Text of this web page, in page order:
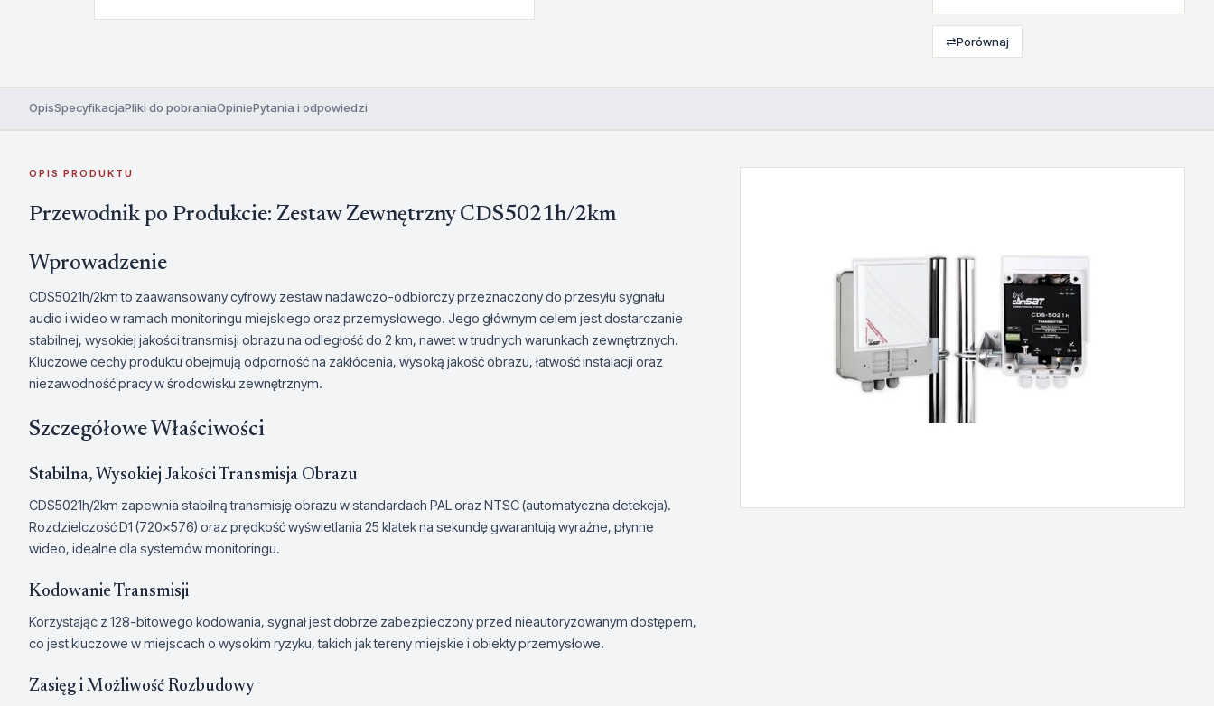
⇄Porównaj
OpisSpecyfikacjaPliki do pobraniaOpiniePytania i odpowiedzi
OPIS PRODUKTU
Przewodnik po Produkcie: Zestaw Zewnętrzny CDS5021h/2km
Wprowadzenie
CDS5021h/2km to zaawansowany cyfrowy zestaw nadawczo-odbiorczy przeznaczony do przesyłu sygnału
audio i wideo w ramach monitoringu miejskiego oraz przemysłowego. Jego głównym celem jest dostarczanie
stabilnej, wysokiej jakości transmisji obrazu na odległość do 2 km, nawet w trudnych warunkach zewnętrznych.
Kluczowe cechy produktu obejmują odporność na zakłócenia, wysoką jakość obrazu, łatwość instalacji oraz
niezawodność pracy w środowisku zewnętrznym.
Szczegółowe Właściwości
Stabilna, Wysokiej Jakości Transmisja Obrazu
CDS5021h/2km zapewnia stabilną transmisję obrazu w standardach PAL oraz NTSC (automatyczna detekcja).
Rozdzielczość D1 (720x576) oraz prędkość wyświetlania 25 klatek na sekundę gwarantują wyraźne, płynne
wideo, idealne dla systemów monitoringu.
Kodowanie Transmisji
Korzystając z 128-bitowego kodowania, sygnał jest dobrze zabezpieczony przed nieautoryzowanym dostępem,
co jest kluczowe w miejscach o wysokim ryzyku, takich jak tereny miejskie i obiekty przemysłowe.
Zasięg i Możliwość Rozbudowy